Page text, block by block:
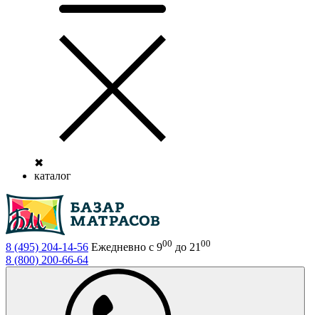
✖
каталог
8 (495) 204-14-56 Ежедневно с 900 до 21 00
8 (800) 200-66-64